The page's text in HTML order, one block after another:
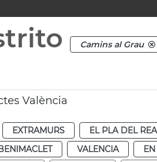
Camins al Grau
València
EXTRAMURS
EL PLA DEL
VALENCIA